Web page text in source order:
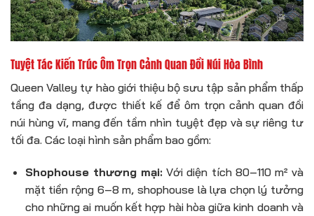
Tuyệt Tác Kiến Trúc Ôm Trọn Cảnh Quan Đồi Núi Hòa Bình
Queen Valley tự hào giới thiệu bộ sưu tập sản phẩm thấp
tầng đa dạng, được thiết kế để ôm trọn cảnh quan đồi
núi hùng vĩ, mang đến tầm nhìn tuyệt đẹp và sự riêng tư
tối đa. Các loại hình sản phẩm bao gồm:
Shophouse thương mại: Với diện tích 80–110 m² và
mặt tiền rộng 6–8 m, shophouse là lựa chọn lý tưởng
cho những ai muốn kết hợp hài hòa giữa kinh doanh và